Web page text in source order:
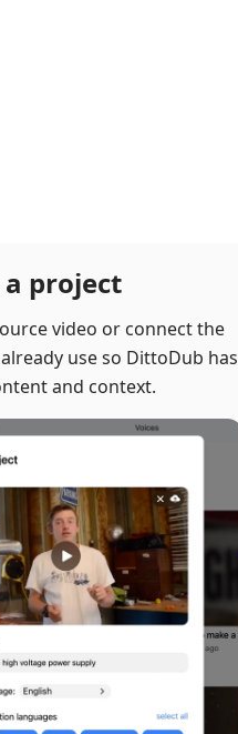
a project
video or connect the
use so DittoDub has
and context.